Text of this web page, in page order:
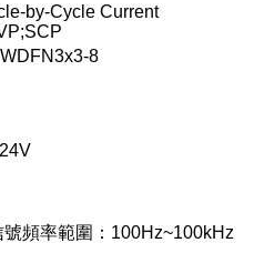
by-Cycle Current
8
頻率範圍：100Hz~100kHz